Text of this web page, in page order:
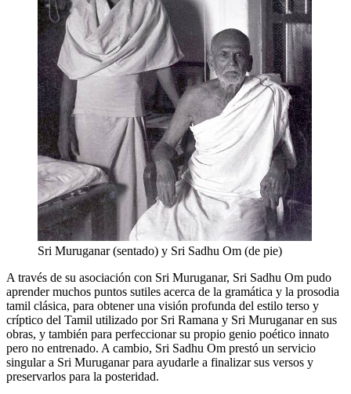
Sri Muruganar (sentado) y Sri Sadhu Om (de pie)
A través de su asociación con Sri Muruganar, Sri Sadhu Om pudo
aprender muchos puntos sutiles acerca de la gramática y la prosodia
tamil clásica, para obtener una visión profunda del estilo terso y
críptico del Tamil utilizado por Sri Ramana y Sri Muruganar en sus
obras, y también para perfeccionar su propio genio poético innato
pero no entrenado. A cambio, Sri Sadhu Om prestó un servicio
singular a Sri Muruganar para ayudarle a finalizar sus versos y
preservarlos para la posteridad.